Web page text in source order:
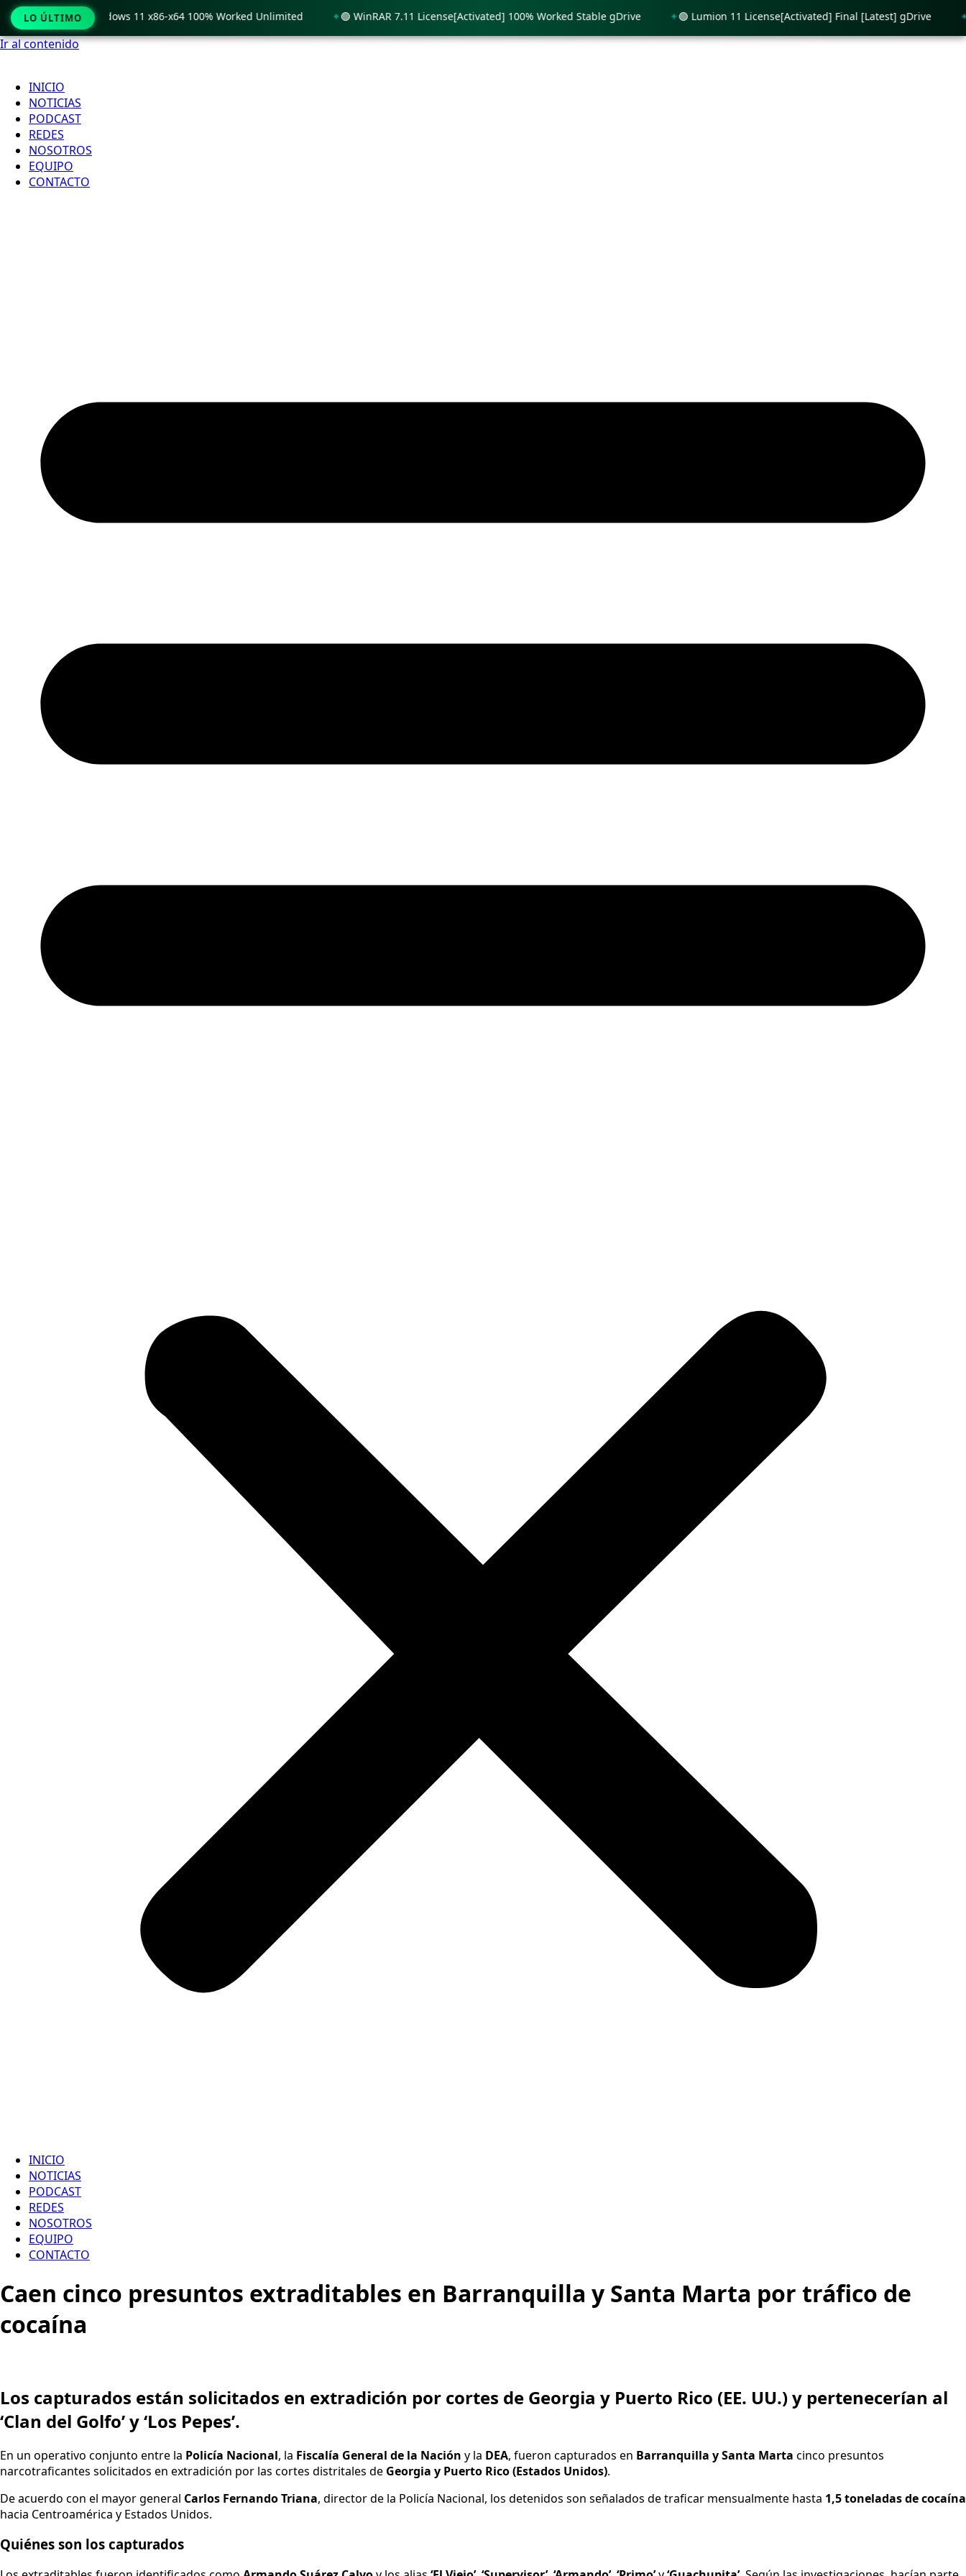
Ir al contenido
INICIO
NOTICIAS
PODCAST
REDES
NOSOTROS
EQUIPO
CONTACTO
INICIO
NOTICIAS
PODCAST
REDES
NOSOTROS
EQUIPO
CONTACTO
Caen cinco presuntos extraditables en Barranquilla y Santa Marta por tráfico de
cocaína
Los capturados están solicitados en extradición por cortes de Georgia y Puerto Rico (EE. UU.) y pertenecerían al
‘Clan del Golfo’ y ‘Los Pepes’.
En un operativo conjunto entre la Policía Nacional, la Fiscalía General de la Nación y la DEA, fueron capturados en Barranquilla y Santa Marta cinco presuntos
narcotraficantes solicitados en extradición por las cortes distritales de Georgia y Puerto Rico (Estados Unidos).
De acuerdo con el mayor general Carlos Fernando Triana, director de la Policía Nacional, los detenidos son señalados de traficar mensualmente hasta 1,5 toneladas de cocaína
hacia Centroamérica y Estados Unidos.
Quiénes son los capturados
LO ÚLTIMO
Crack only Windows 11 x86-x64 100% Worked Unlimited 🟢 WinRAR 7.11 License[Activated] 100% Worked Stable gDrive 🟢 Lumion 11 License[Activated] Final [Latest] gDrive 🟢